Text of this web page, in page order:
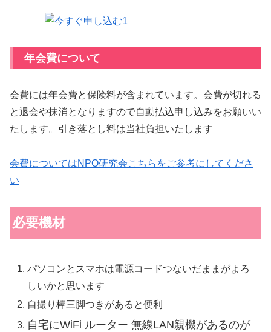
年会費について
会費には年会費と保険料が含まれています。会費が切れる
と退会や抹消となりますので自動払込申し込みをお願いい
たします。引き落とし料は当社負担いたします
会費についてはNPO研究会こちらをご参考にしてくださ
い
必要機材
パソコンとスマホは電源コードつないだままがよろ
しいかと思います
自撮り棒三脚つきがあると便利
自宅にWiFi ルーター 無線LAN親機があるのが